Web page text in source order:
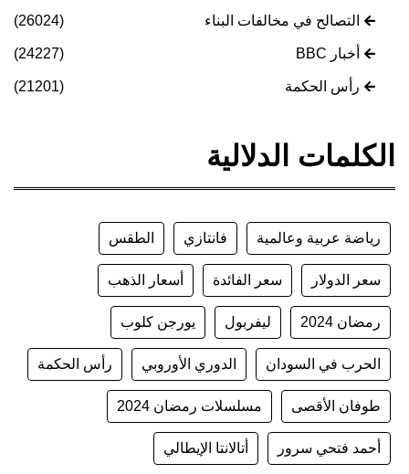
التصالح في مخالفات البناء (26024)
أخبار BBC (24227)
رأس الحكمة (21201)
الكلمات الدلالية
رياضة عربية وعالمية فانتازي الطقس
سعر الدولار سعر الفائدة أسعار الذهب
رمضان 2024 ليفربول يورجن كلوب
الحرب في السودان الدوري الأوروبي رأس الحكمة
طوفان الأقصى مسلسلات رمضان 2024
أحمد فتحي سرور أتالانتا الإيطالي